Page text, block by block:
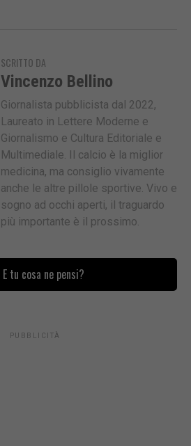
SCRITTO DA
Vincenzo Bellino
Giornalista pubblicista dal 2022,
Laureato in Lettere Moderne e
Giornalismo e Cultura Editoriale e
Multimediale. Il calcio è la miglior
medicina, ma consiglio vivamente
anche le altre pillole sportive. Vivo e
sogno ad occhi aperti, il traguardo
più importante è il prossimo.
E tu cosa ne pensi?
PUBBLICITÀ